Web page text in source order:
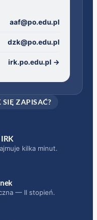
aaf@po.edu.pl
dzk@po.edu.pl
irk.po.edu.pl →
ZAPISAĆ?
kilka minut.
— II stopień.